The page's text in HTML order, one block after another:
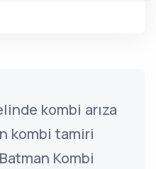
kombi arıza
kombi tamiri
Kombi